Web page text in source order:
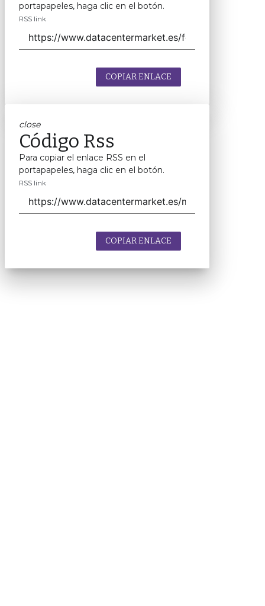
portapapeles, haga clic en el botón.
RSS link
COPIAR ENLACE
close
Código Rss
Para copiar el enlace RSS en el
portapapeles, haga clic en el botón.
RSS link
COPIAR ENLACE